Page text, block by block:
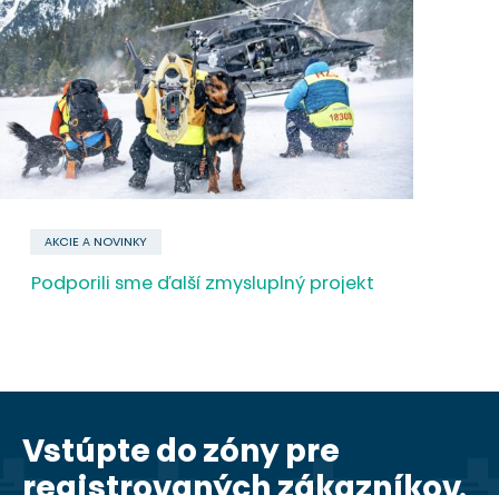
AKCIE A NOVINKY
Podporili sme ďalší zmysluplný projekt
Vstúpte do zóny pre